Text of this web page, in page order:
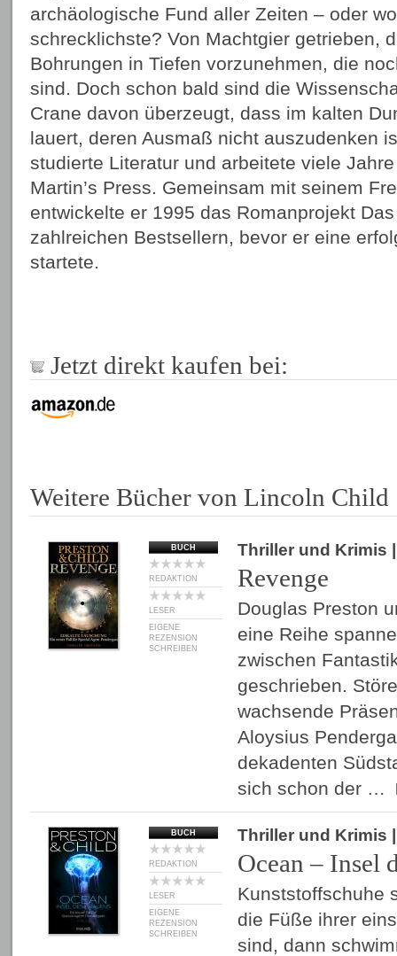
archäologische Fund aller Zeiten – oder
schrecklichste? Von Machtgier getrieben,
Bohrungen in Tiefen vorzunehmen, die
sind. Doch schon bald sind die
Crane davon überzeugt, dass im kalten
lauert, deren Ausmaß nicht auszudenken
studierte Literatur und arbeitete viele
Martin’s Press. Gemeinsam mit seinem
entwickelte er 1995 das Romanprojekt
zahlreichen Bestsellern, bevor er eine
startete.
Jetzt direkt kaufen bei:
Weitere Bücher von Lincoln Child
BUCH
REDAKTION
LESER
EIGENE
REZENSION
SCHREIBEN
Thriller und Krimis
Revenge
Douglas Preston
eine Reihe
zwischen
geschrieben.
wachsende
Aloysius
dekadenten
sich schon der …
BUCH
REDAKTION
LESER
EIGENE
REZENSION
SCHREIBEN
Thriller und Krimis
Ocean – Insel
Kunststoffschuhe
die Füße ihrer
sind, dann